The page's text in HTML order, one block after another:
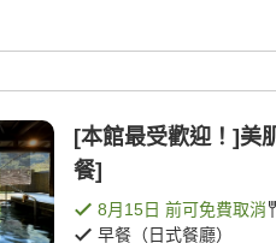
[本館最受歡迎！]美
餐]
8月15日 前可免費取消
早餐（日式餐廳）